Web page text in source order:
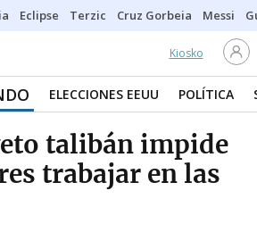
Eclipse Terzic Cruz Gorbeia Messi
Kiosko
ELECCIONES EEUU POLÍTICA
talibán impide
trabajar en las